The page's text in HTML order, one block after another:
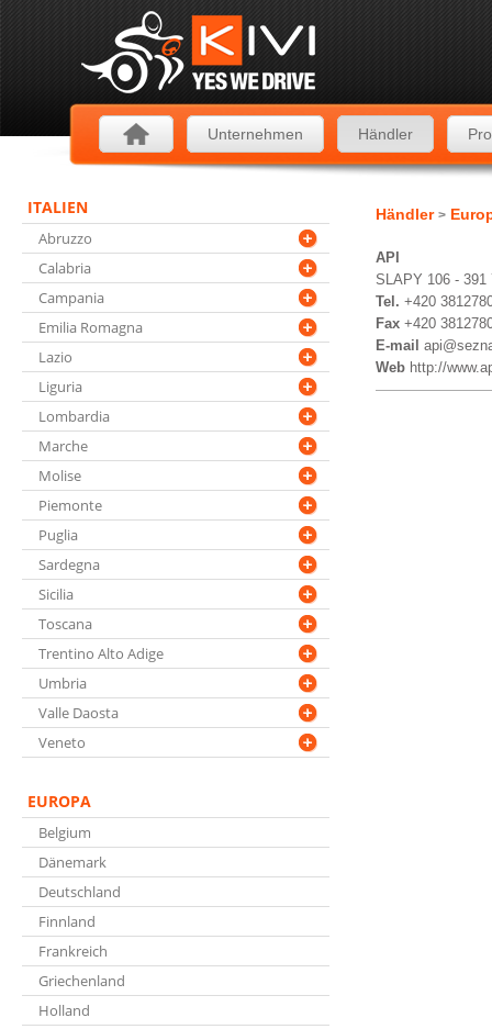
Unternehmen Händler
ITALIEN
Abruzzo
Calabria
Campania
Emilia Romagna
Lazio
Liguria
Lombardia
Marche
Molise
Piemonte
Puglia
Sardegna
Sicilia
Toscana
Trentino Alto Adige
Umbria
Valle Daosta
Veneto
EUROPA
Belgium
Dänemark
Deutschland
Finnland
Frankreich
Griechenland
Holland
Händler >
API
SLAPY 106 -
Tel. +420
Fax +420
E-mail
Web http://